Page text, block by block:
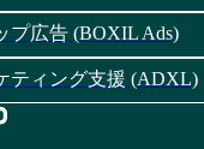
プ広告 (BOXIL Ads)
ティング支援 (ADXL)